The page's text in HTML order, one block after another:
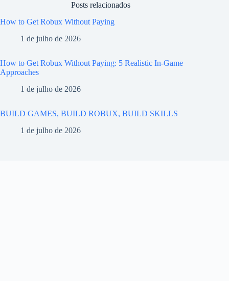
Posts relacionados
How to Get Robux Without Paying
1 de julho de 2026
How to Get Robux Without Paying: 5 Realistic In-Game
Approaches
1 de julho de 2026
BUILD GAMES, BUILD ROBUX, BUILD SKILLS
1 de julho de 2026